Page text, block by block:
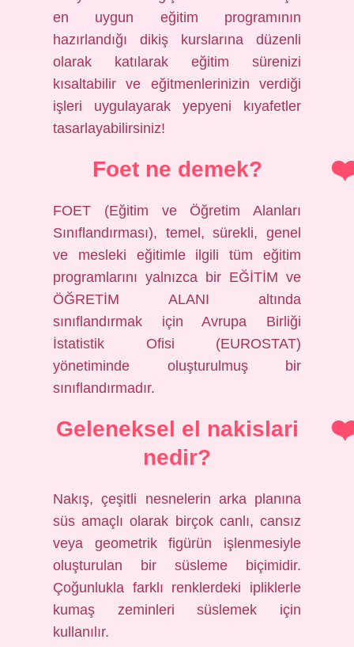
en uygun eğitim programının
hazırlandığı dikiş kurslarına düzenli
olarak katılarak eğitim sürenizi
kısaltabilir ve eğitmenlerinizin verdiği
işleri uygulayarak yepyeni kıyafetler
tasarlayabilirsiniz!
Foet ne demek?
FOET (Eğitim ve Öğretim Alanları
Sınıflandırması), temel, sürekli, genel
ve mesleki eğitimle ilgili tüm eğitim
programlarını yalnızca bir EĞİTİM ve
ÖĞRETİM ALANI altında
sınıflandırmak için Avrupa Birliği
İstatistik Ofisi (EUROSTAT)
yönetiminde oluşturulmuş bir
sınıflandırmadır.
Geleneksel el nakislari
nedir?
Nakış, çeşitli nesnelerin arka planına
süs amaçlı olarak birçok canlı, cansız
veya geometrik figürün işlenmesiyle
oluşturulan bir süsleme biçimidir.
Çoğunlukla farklı renklerdeki ipliklerle
kumaş zeminleri süslemek için
kullanılır.